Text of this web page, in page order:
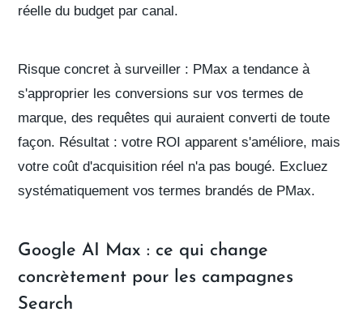
réelle du budget par canal.
Risque concret à surveiller : PMax a tendance à
s'approprier les conversions sur vos termes de
marque, des requêtes qui auraient converti de toute
façon. Résultat : votre ROI apparent s'améliore, mais
votre coût d'acquisition réel n'a pas bougé. Excluez
systématiquement vos termes brandés de PMax.
Google AI Max : ce qui change
concrètement pour les campagnes
Search